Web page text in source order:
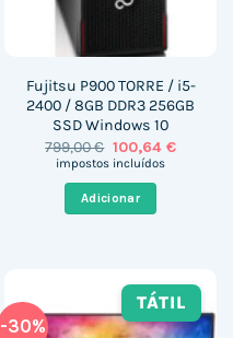
Fujitsu P900 TORRE / i5-
2400 / 8GB DDR3 256GB
SSD Windows 10
799,00€ O
preço
era:
799,00 €.
100,64 €O
impostos incluídos
Adicionar
-30%
TÁTIL